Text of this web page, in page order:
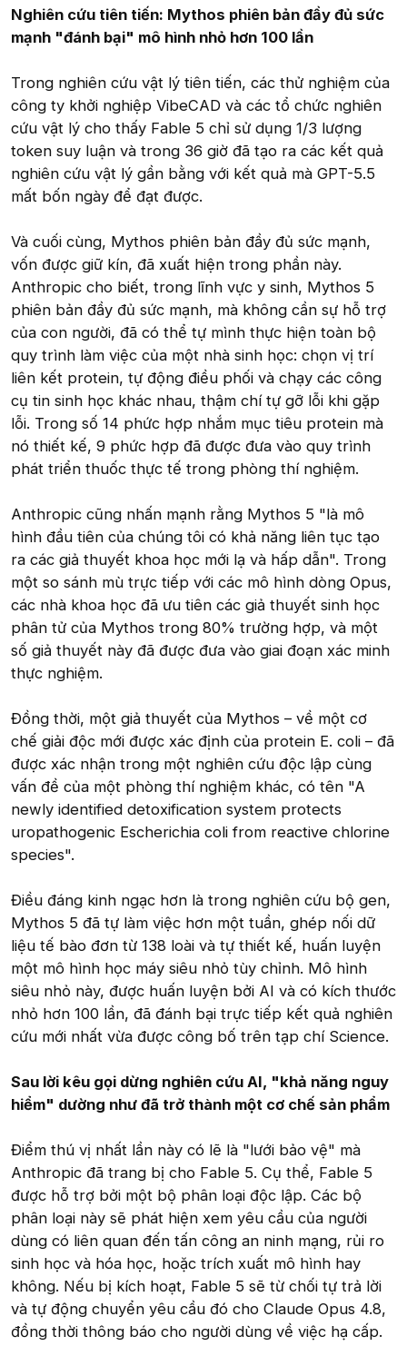
Nghiên cứu tiên tiến: Mythos phiên bản đầy đủ sức
mạnh "đánh bại" mô hình nhỏ hơn 100 lần
Trong nghiên cứu vật lý tiên tiến, các thử nghiệm của
công ty khởi nghiệp VibeCAD và các tổ chức nghiên
cứu vật lý cho thấy Fable 5 chỉ sử dụng 1/3 lượng
token suy luận và trong 36 giờ đã tạo ra các kết quả
nghiên cứu vật lý gần bằng với kết quả mà GPT-5.5
mất bốn ngày để đạt được.
Và cuối cùng, Mythos phiên bản đầy đủ sức mạnh,
vốn được giữ kín, đã xuất hiện trong phần này.
Anthropic cho biết, trong lĩnh vực y sinh, Mythos 5
phiên bản đầy đủ sức mạnh, mà không cần sự hỗ trợ
của con người, đã có thể tự mình thực hiện toàn bộ
quy trình làm việc của một nhà sinh học: chọn vị trí
liên kết protein, tự động điều phối và chạy các công
cụ tin sinh học khác nhau, thậm chí tự gỡ lỗi khi gặp
lỗi. Trong số 14 phức hợp nhắm mục tiêu protein mà
nó thiết kế, 9 phức hợp đã được đưa vào quy trình
phát triển thuốc thực tế trong phòng thí nghiệm.
Anthropic cũng nhấn mạnh rằng Mythos 5 "là mô
hình đầu tiên của chúng tôi có khả năng liên tục tạo
ra các giả thuyết khoa học mới lạ và hấp dẫn". Trong
một so sánh mù trực tiếp với các mô hình dòng Opus,
các nhà khoa học đã ưu tiên các giả thuyết sinh học
phân tử của Mythos trong 80% trường hợp, và một
số giả thuyết này đã được đưa vào giai đoạn xác minh
thực nghiệm.
Đồng thời, một giả thuyết của Mythos – về một cơ
chế giải độc mới được xác định của protein E. coli – đã
được xác nhận trong một nghiên cứu độc lập cùng
vấn đề của một phòng thí nghiệm khác, có tên "A
newly identified detoxification system protects
uropathogenic Escherichia coli from reactive chlorine
species".
Điều đáng kinh ngạc hơn là trong nghiên cứu bộ gen,
Mythos 5 đã tự làm việc hơn một tuần, ghép nối dữ
liệu tế bào đơn từ 138 loài và tự thiết kế, huấn luyện
một mô hình học máy siêu nhỏ tùy chỉnh. Mô hình
siêu nhỏ này, được huấn luyện bởi AI và có kích thước
nhỏ hơn 100 lần, đã đánh bại trực tiếp kết quả nghiên
cứu mới nhất vừa được công bố trên tạp chí Science.
Sau lời kêu gọi dừng nghiên cứu AI, "khả năng nguy
hiểm" dường như đã trở thành một cơ chế sản phẩm
Điểm thú vị nhất lần này có lẽ là "lưới bảo vệ" mà
Anthropic đã trang bị cho Fable 5. Cụ thể, Fable 5
được hỗ trợ bởi một bộ phân loại độc lập. Các bộ
phân loại này sẽ phát hiện xem yêu cầu của người
dùng có liên quan đến tấn công an ninh mạng, rủi ro
sinh học và hóa học, hoặc trích xuất mô hình hay
không. Nếu bị kích hoạt, Fable 5 sẽ từ chối tự trả lời
và tự động chuyển yêu cầu đó cho Claude Opus 4.8,
đồng thời thông báo cho người dùng về việc hạ cấp.